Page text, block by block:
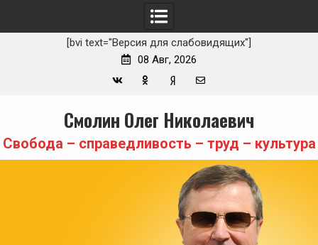
[bvi text="Версия для слабовидящих"]
08 Авг, 2026
Zen
mail
content
Смолин Олег Николаевич
Свобода – справедливость – труд – культура